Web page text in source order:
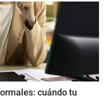
cuándo tu